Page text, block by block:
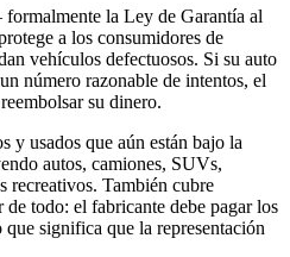
la Ley de Garantía al
a los consumidores de
vehículos defectuosos. Si su auto
número razonable de intentos, el
su dinero.
y usados que aún están bajo la
autos, camiones, SUVs,
recreativos. También cubre
todo: el fabricante debe pagar los
significa que la representación